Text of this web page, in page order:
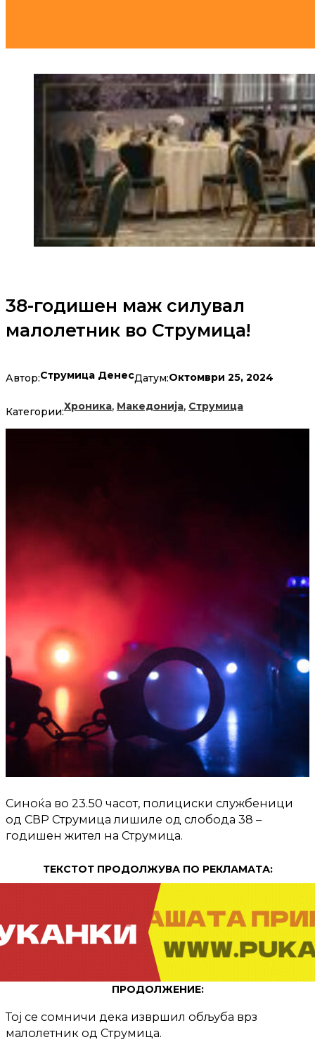
38-годишен маж силувал
малолетник во Струмица!
Автор:Струмица ДенесДатум:Октомври 25, 2024
Категории:Хроника, Македонија, Струмица
Синоќа во 23.50 часот, полициски службеници
од СВР Струмица лишиле од слобода 38 –
годишен жител на Струмица.
ТЕКСТОТ ПРОДОЛЖУВА ПО РЕКЛАМАТА:
ПРОДОЛЖЕНИЕ:
Тој се сомничи дека извршил обљуба врз
малолетник од Струмица.